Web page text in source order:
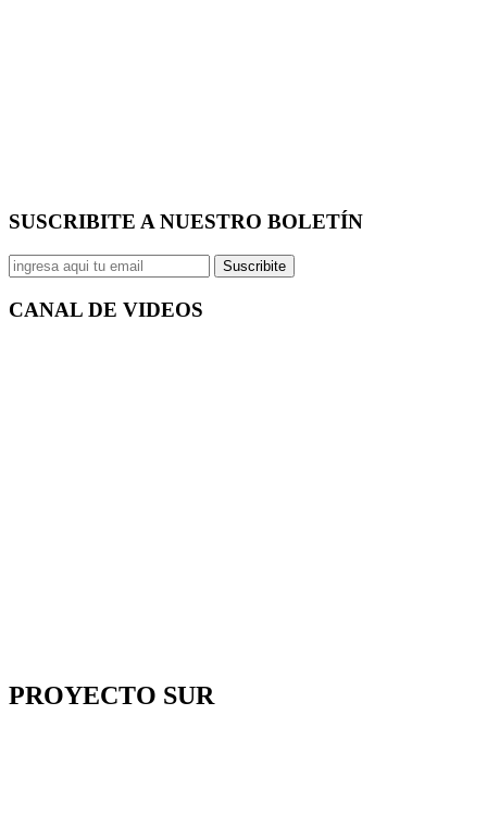
SUSCRIBITE A NUESTRO BOLETÍN
Suscribite
CANAL DE VIDEOS
PROYECTO SUR